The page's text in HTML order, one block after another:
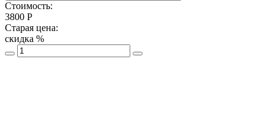
Стоимость:
3800 Р
Старая цена:
скидка %